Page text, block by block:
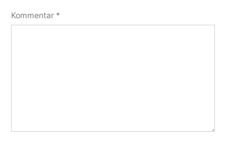
Kommentar *